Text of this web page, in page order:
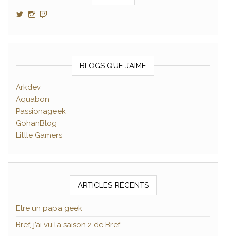
Voir le profil de GamerAltris sur Twitter
Voir le profil de GamerAltris sur Instagram
BLOGS QUE J’AIME
Arkdev
Aquabon
Passionageek
GohanBlog
Little Gamers
ARTICLES RÉCENTS
Etre un papa geek
Bref, j’ai vu la saison 2 de Bref.